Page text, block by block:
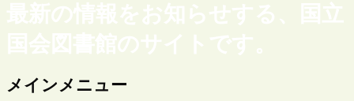
最新の情報をお知らせする、国立
国会図書館のサイトです。
メインメニュー